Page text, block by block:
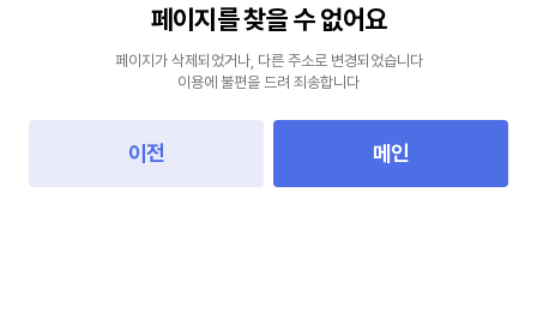
페이지를 찾을 수 없어요
페이지가 삭제되었거나, 다른 주소로 변경되었습니다
이용에 불편을 드려 죄송합니다
이전 메인